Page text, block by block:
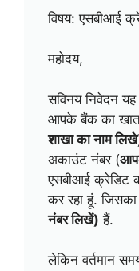
विषय: एसबीआई
महोदय,
सविनय निवेदन
आपके बैंक का
शाखा का नाम
अकाउंट नंबर (
एसबीआई क्रेडिट
कर रहा हूं.
नंबर लिखें) हैं.
लेकिन वर्तमान